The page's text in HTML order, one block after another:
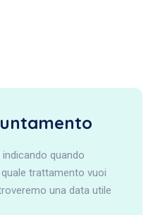
quando
trattamento vuoi
una data utile